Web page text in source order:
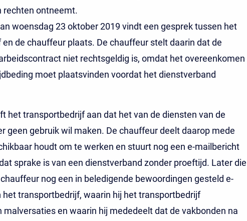
rechten ontneemt.
woensdag 23 oktober 2019 vindt een gesprek tussen het
de chauffeur plaats. De chauffeur stelt daarin dat de
niet rechtsgeldig is, omdat het overeenkomen
moet plaatsvinden voordat het dienstverband
het transportbedrijf aan dat het van de diensten van de
geen gebruik wil maken. De chauffeur deelt daarop mede
houdt om te werken en stuurt nog een e-mailbericht
sprake is van een dienstverband zonder proeftijd. Later die
nog een in beledigende bewoordingen gesteld e-
het transportbedrijf, waarin hij het transportbedrijf
malversaties en waarin hij mededeelt dat de vakbonden na